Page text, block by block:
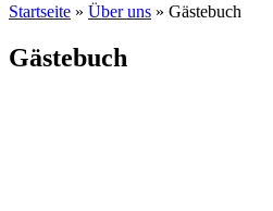
Startseite » Über uns » Gästebuch
Gästebuch